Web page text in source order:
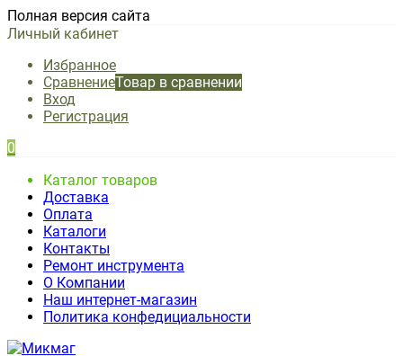
Полная версия сайта
Личный кабинет
Избранное
СравнениеТовар в сравнении
Вход
Регистрация
0
Каталог товаров
Доставка
Оплата
Каталоги
Контакты
Ремонт инструмента
О Компании
Наш интернет-магазин
Политика конфедициальности